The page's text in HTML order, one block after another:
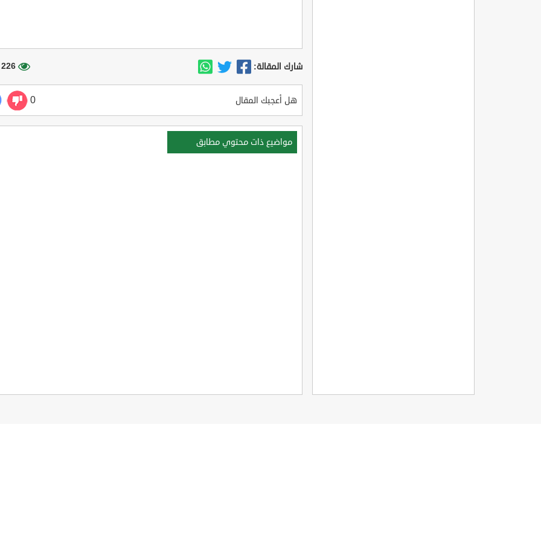
شارك المقالة: 226 مشاهدة
هل أعجبك المقال 0
مواضيع ذات محتوي مطابق